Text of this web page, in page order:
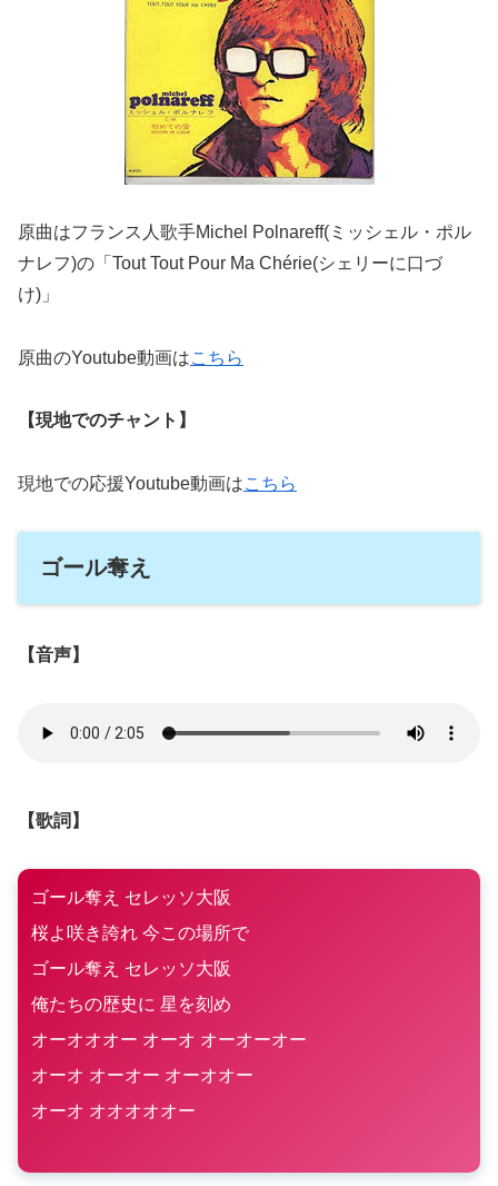
原曲はフランス人歌手Michel Polnareff(ミッシェル・ポル
ナレフ)の「Tout Tout Pour Ma Chérie(シェリーに口づ
け)」
原曲のYoutube動画はこちら
【現地でのチャント】
現地での応援Youtube動画はこちら
ゴール奪え
【音声】
【歌詞】
ゴール奪え セレッソ大阪
桜よ咲き誇れ 今この場所で
ゴール奪え セレッソ大阪
俺たちの歴史に 星を刻め
オーオオオー オーオ オーオーオー
オーオ オーオー オーオオー
オーオ オオオオオー